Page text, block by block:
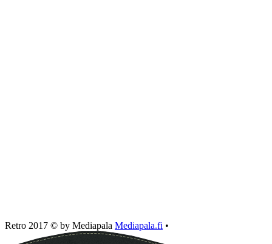
Retro 2017 © by Mediapala Mediapala.fi •